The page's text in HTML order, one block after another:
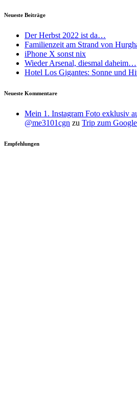
Neueste Beiträge
Der Herbst 2022 ist da…
Familienzeit am Strand von
iPhone X sonst nix
Wieder Arsenal, diesmal daheim…
Hotel Los Gigantes: Sonne und
Neueste Kommentare
Mein 1. Instagram Foto exklusiv
@me3101cgn zu Trip zum
Empfehlungen